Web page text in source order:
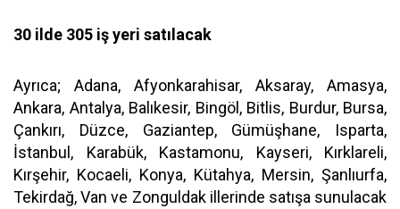
30 ilde 305 iş yeri satılacak
Ayrıca; Adana, Afyonkarahisar, Aksaray, Amasya,
Ankara, Antalya, Balıkesir, Bingöl, Bitlis, Burdur, Bursa,
Çankırı, Düzce, Gaziantep, Gümüşhane, Isparta,
İstanbul, Karabük, Kastamonu, Kayseri, Kırklareli,
Kırşehir, Kocaeli, Konya, Kütahya, Mersin, Şanlıurfa,
Tekirdağ, Van ve Zonguldak illerinde satışa sunulacak